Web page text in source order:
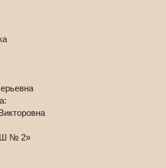
№ 2»